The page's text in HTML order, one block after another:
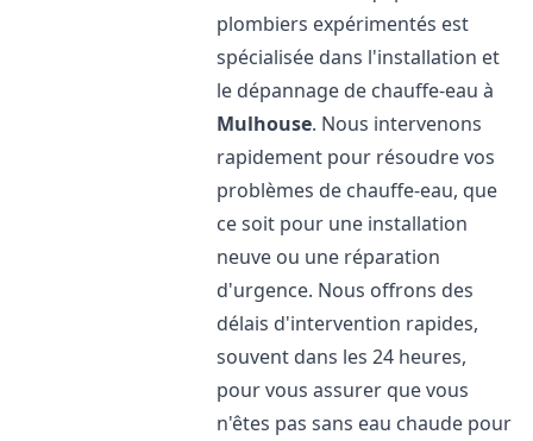
plombiers expérimentés est
spécialisée dans l'installation et
le dépannage de chauffe-eau à
Mulhouse. Nous intervenons
rapidement pour résoudre vos
problèmes de chauffe-eau, que
ce soit pour une installation
neuve ou une réparation
d'urgence. Nous offrons des
délais d'intervention rapides,
souvent dans les 24 heures,
pour vous assurer que vous
n'êtes pas sans eau chaude pour